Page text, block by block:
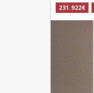
231.922€